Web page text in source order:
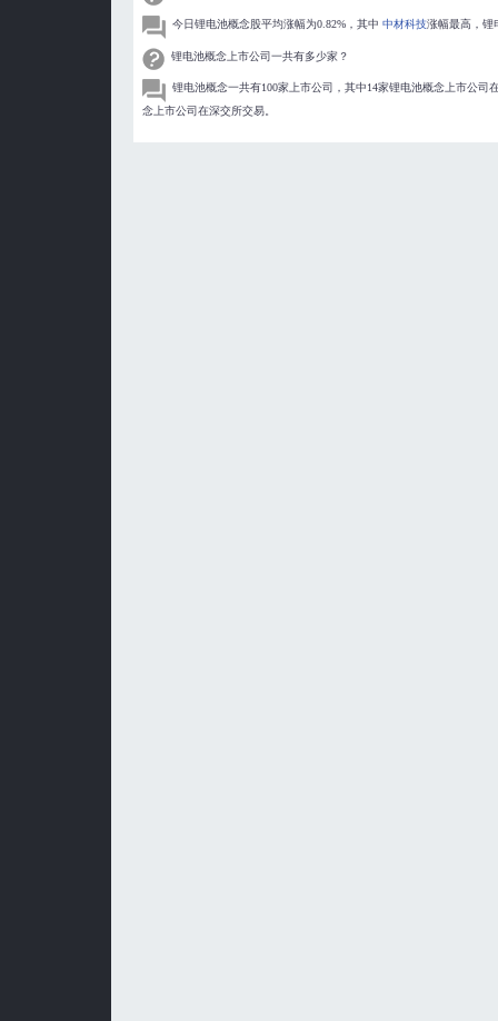
今日锂电池概念股平均涨幅为0.82%，其中中材科技涨幅最高，
锂电池概念上市公司一共有多少家？
锂电池概念一共有100家上市公司，其中14家锂电池概念上市公司
念上市公司在深交所交易。